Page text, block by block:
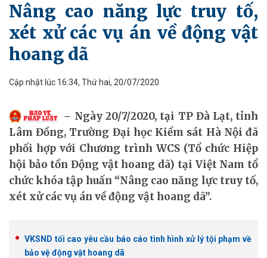
Nâng cao năng lực truy tố,
xét xử các vụ án về động vật
hoang dã
Cập nhật lúc 16:34, Thứ hai, 20/07/2020
​Ngày 20/7/2020, tại TP Đà Lạt, tỉnh
Lâm Đồng, Trường Đại học Kiểm sát Hà Nội đã
phối hợp với Chương trình WCS (Tổ chức Hiệp
hội bảo tồn Động vật hoang dã) tại Việt Nam tổ
chức khóa tập huấn “Nâng cao năng lực truy tố,
xét xử các vụ án về động vật hoang dã”.
VKSND tối cao yêu cầu báo cáo tình hình xử lý tội phạm về
bảo vệ động vật hoang dã